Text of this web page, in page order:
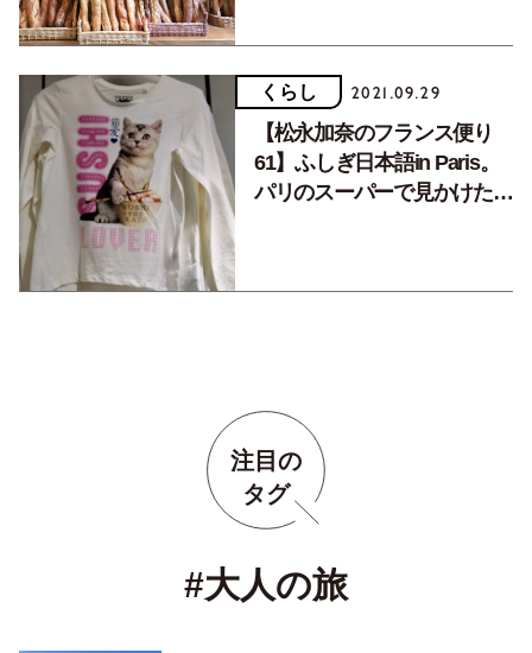
くらし 2021.09.29
【松永加奈のフランス便り
61】ふしぎ日本語in Paris。
パリのスーパーで見かけた
注目の
タグ
#大人の旅